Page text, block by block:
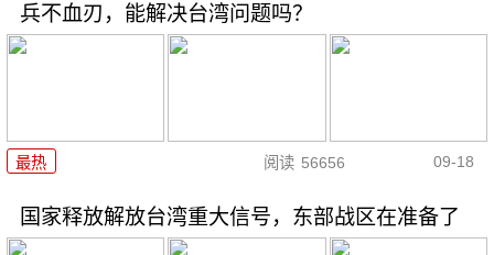
兵不血刃，能解决台湾问题吗？
最热 阅读 56656 09-18
国家释放解放台湾重大信号，东部战区在准备了